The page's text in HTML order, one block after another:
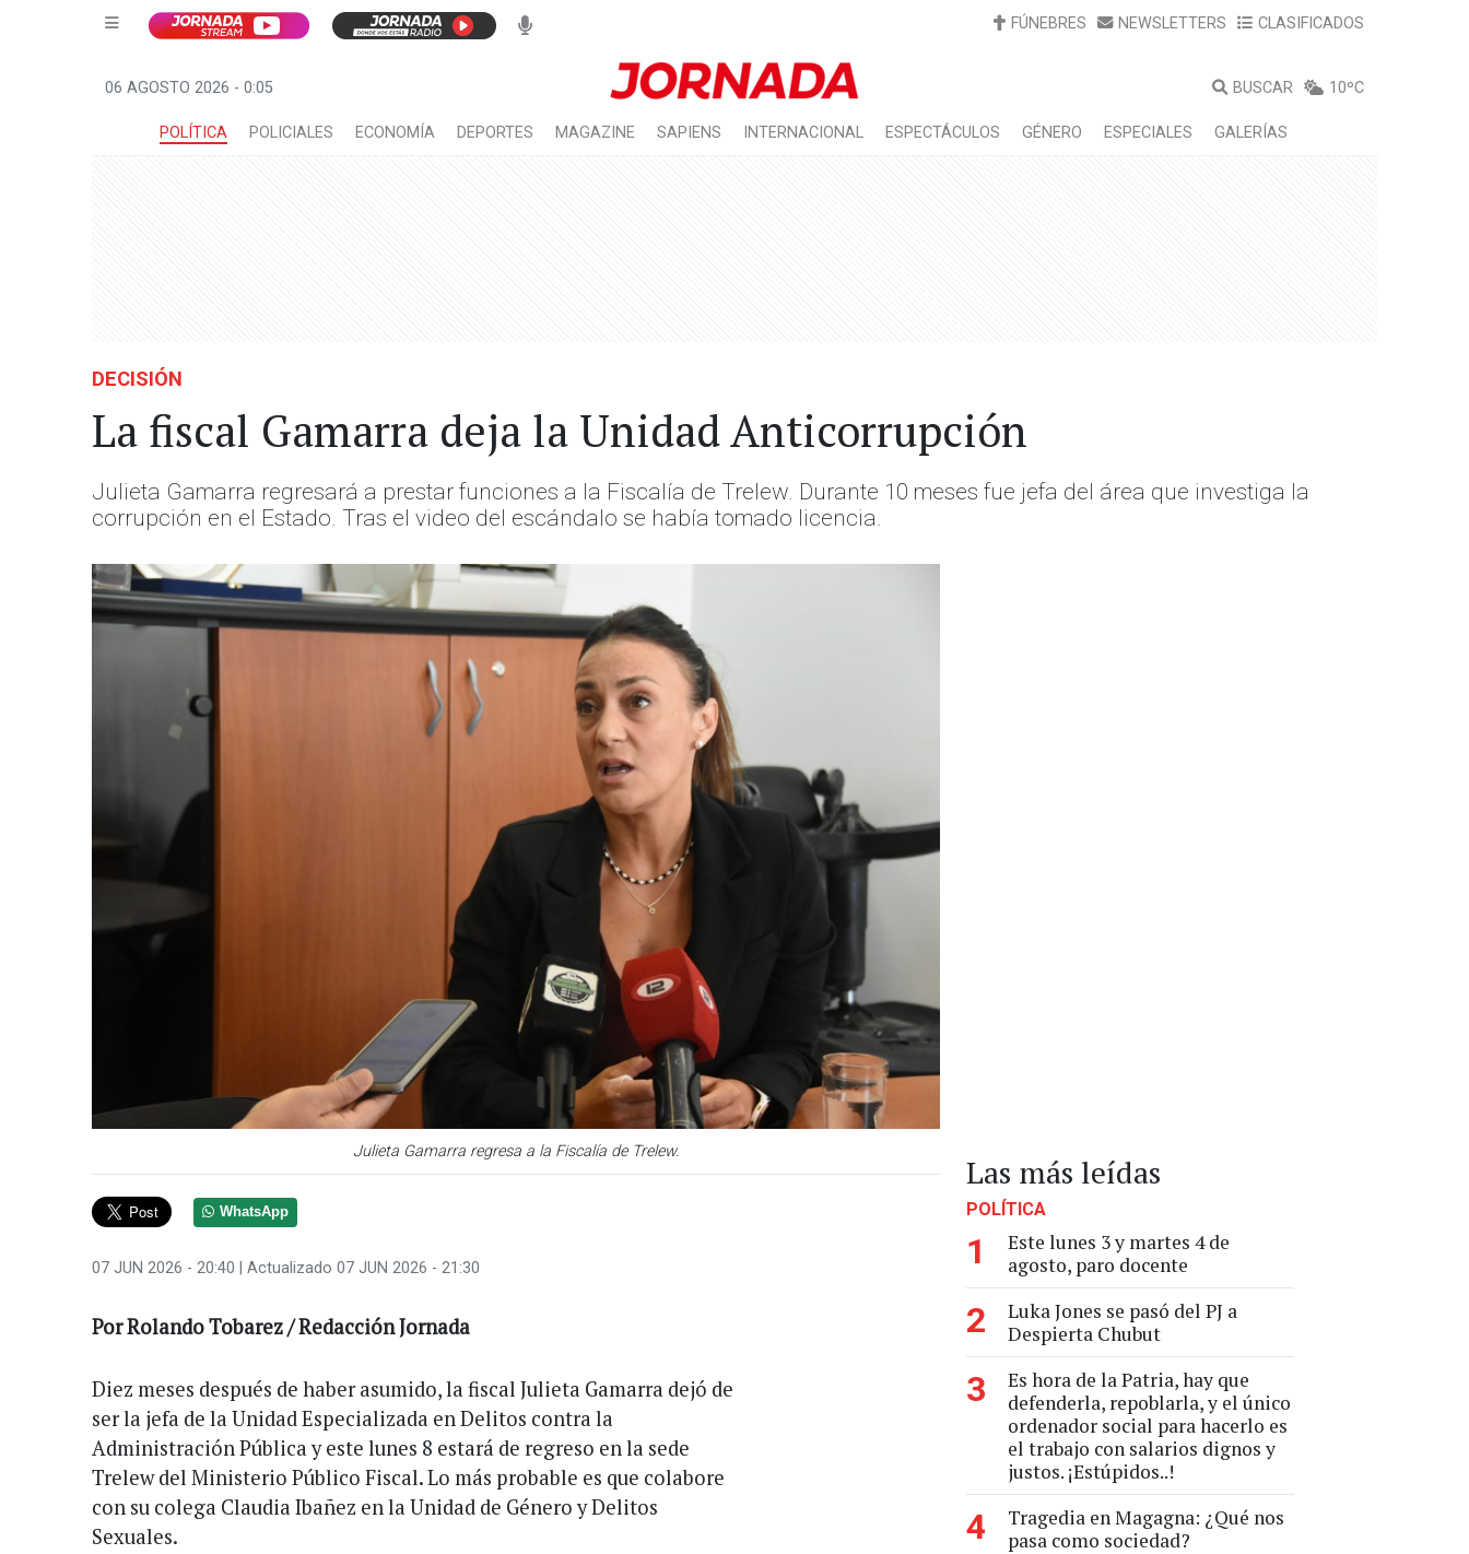
FÚNEBRES NEWSLETTERS CLASIFICADOS
06 AGOSTO 2026 - 0:05 BUSCAR 10ºC
POLÍTICA POLICIALES ECONOMÍA DEPORTES MAGAZINE SAPIENS INTERNACIONAL ESPECTÁCULOS GÉNERO ESPECIALES GALERÍAS
DECISIÓN
La fiscal Gamarra deja la Unidad Anticorrupción
Julieta Gamarra regresará a prestar funciones a la Fiscalía de Trelew. Durante 10 meses fue jefa del área que investiga la
corrupción en el Estado. Tras el video del escándalo se había tomado licencia.
Julieta Gamarra regresa a la Fiscalía de Trelew.
WhatsApp
07 JUN 2026 - 20:40 | Actualizado 07 JUN 2026 - 21:30
Por Rolando Tobarez / Redacción Jornada
Diez meses después de haber asumido, la fiscal Julieta Gamarra dejó de
ser la jefa de la Unidad Especializada en Delitos contra la
Administración Pública y este lunes 8 estará de regreso en la sede
Trelew del Ministerio Público Fiscal. Lo más probable es que colabore
con su colega Claudia Ibañez en la Unidad de Género y Delitos
Sexuales.
Las más leídas
POLÍTICA
1
Este lunes 3 y martes 4 de
agosto, paro docente
2
Luka Jones se pasó del PJ a
Despierta Chubut
3
Es hora de la Patria, hay que
defenderla, repoblarla, y el único
ordenador social para hacerlo es
el trabajo con salarios dignos y
justos. ¡Estúpidos..!
4
Tragedia en Magagna: ¿Qué nos
pasa como sociedad?